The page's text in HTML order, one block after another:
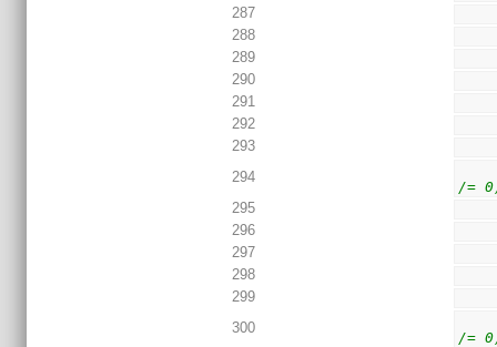
287
288
289
290
291
292
293
294
/=
295
296
297
298
299
300
/=